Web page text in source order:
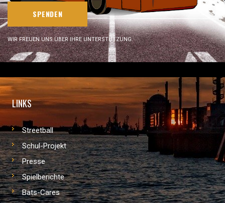
SPENDEN
WIR FREUEN UNS ÜBER IHRE UNTERSTÜTZUNG.
LINKS
Streetball
Schul-Projekt
Presse
Spielberichte
Bats-Cares